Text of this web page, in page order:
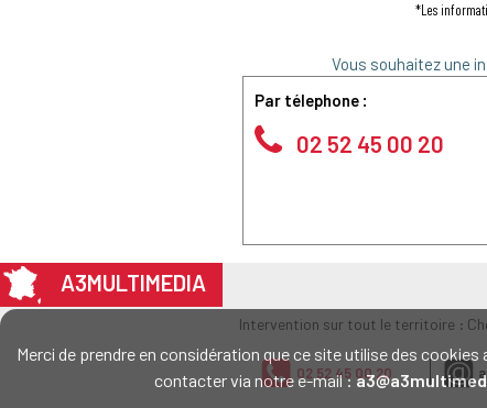
Merci de prendre en considération que ce site utilise des
contacter via notre e-mail :
*Les
Vous souhaitez une
Par télephone :
02 52 45 00 20
A3MULTIMEDIA
Intervention sur tout le territoire :
02 52 45 00 20